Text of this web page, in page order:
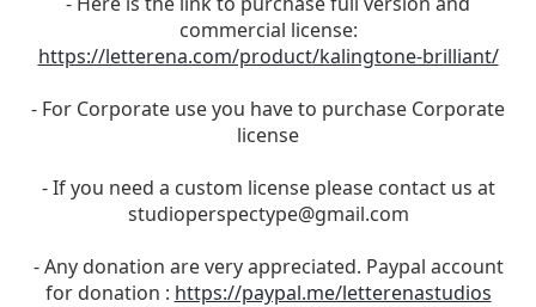
commercial license:
https://letterena.com/product/kalingtone-brilliant/
- For Corporate use you have to purchase Corporate
license
- If you need a custom license please contact us at
studioperspectype@gmail.com
- Any donation are very appreciated. Paypal account
for donation : https://paypal.me/letterenastudios